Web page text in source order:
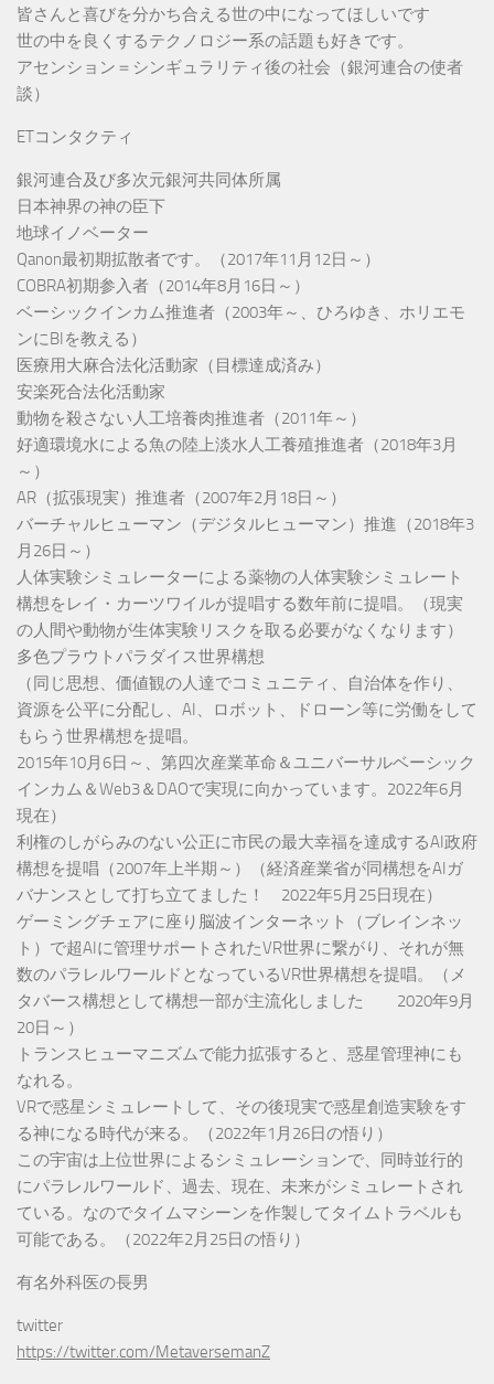
皆さんと喜びを分かち合える世の中になってほしいです
世の中を良くするテクノロジー系の話題も好きです。
アセンション＝シンギュラリティ後の社会（銀河連合の使者
談）
ETコンタクティ
銀河連合及び多次元銀河共同体所属
日本神界の神の臣下
地球イノベーター
Qanon最初期拡散者です。（2017年11月12日～）
COBRA初期参入者（2014年8月16日～）
ベーシックインカム推進者（2003年～、ひろゆき、ホリエモ
ンにBIを教える）
医療用大麻合法化活動家（目標達成済み）
安楽死合法化活動家
動物を殺さない人工培養肉推進者（2011年～）
好適環境水による魚の陸上淡水人工養殖推進者（2018年3月
～）
AR（拡張現実）推進者（2007年2月18日～）
バーチャルヒューマン（デジタルヒューマン）推進（2018年3
月26日～）
人体実験シミュレーターによる薬物の人体実験シミュレート
構想をレイ・カーツワイルが提唱する数年前に提唱。（現実
の人間や動物が生体実験リスクを取る必要がなくなります）
多色プラウトパラダイス世界構想
（同じ思想、価値観の人達でコミュニティ、自治体を作り、
資源を公平に分配し、AI、ロボット、ドローン等に労働をして
もらう世界構想を提唱。
2015年10月6日～、第四次産業革命＆ユニバーサルベーシック
インカム＆Web3＆DAOで実現に向かっています。2022年6月
現在）
利権のしがらみのない公正に市民の最大幸福を達成するAI政府
構想を提唱（2007年上半期～）（経済産業省が同構想をAIガ
バナンスとして打ち立てました！ 2022年5月25日現在）
ゲーミングチェアに座り脳波インターネット（ブレインネッ
ト）で超AIに管理サポートされたVR世界に繋がり、それが無
数のパラレルワールドとなっているVR世界構想を提唱。（メ
タバース構想として構想一部が主流化しました 2020年9月
20日～）
トランスヒューマニズムで能力拡張すると、惑星管理神にも
なれる。
VRで惑星シミュレートして、その後現実で惑星創造実験をす
る神になる時代が来る。（2022年1月26日の悟り）
この宇宙は上位世界によるシミュレーションで、同時並行的
にパラレルワールド、過去、現在、未来がシミュレートされ
ている。なのでタイムマシーンを作製してタイムトラベルも
可能である。（2022年2月25日の悟り）
有名外科医の長男
twitter
https://twitter.com/MetaversemanZ